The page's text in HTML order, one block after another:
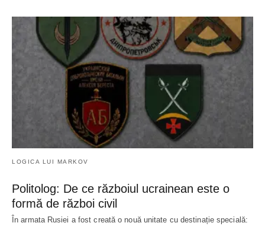
LOGICA LUI MARKOV
Politolog: De ce războiul ucrainean este o
formă de război civil
În armata Rusiei a fost creată o nouă unitate cu destinație specială: